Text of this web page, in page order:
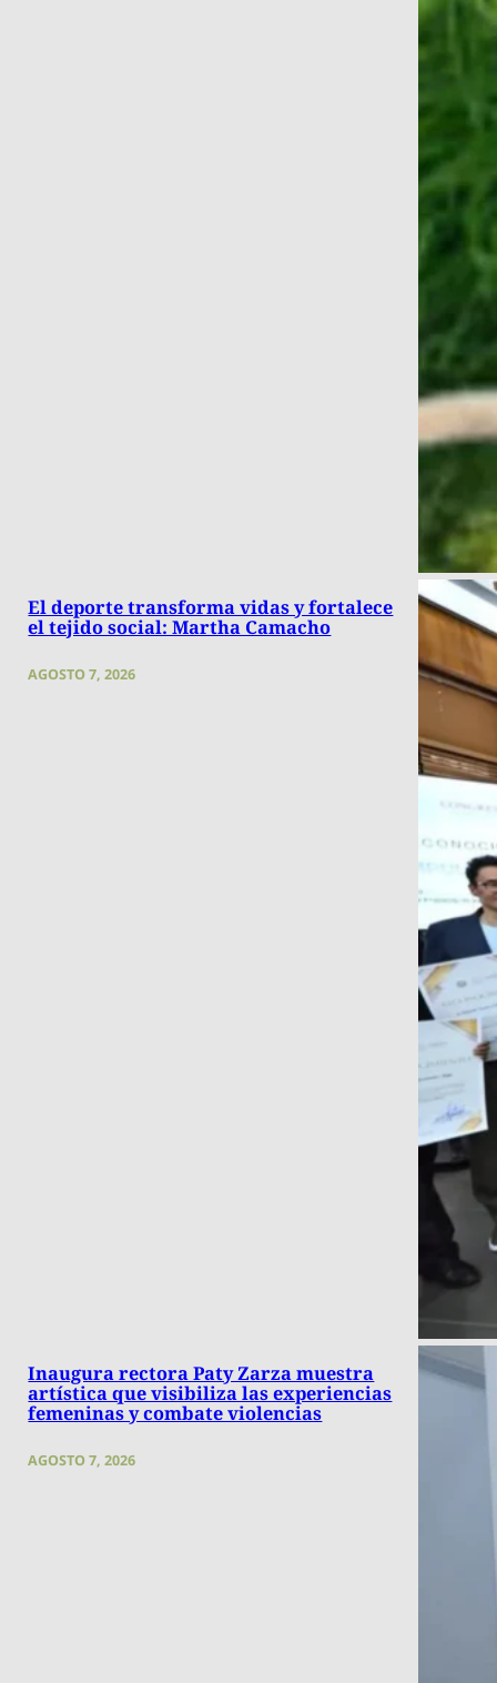
El deporte transforma vidas y fortalece
el tejido social: Martha Camacho
AGOSTO 7, 2026
Inaugura rectora Paty Zarza muestra
artística que visibiliza las experiencias
femeninas y combate violencias
AGOSTO 7, 2026